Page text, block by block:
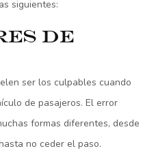
siguientes:
de
ser los culpables cuando
de pasajeros. El error
formas diferentes, desde
no ceder el paso.